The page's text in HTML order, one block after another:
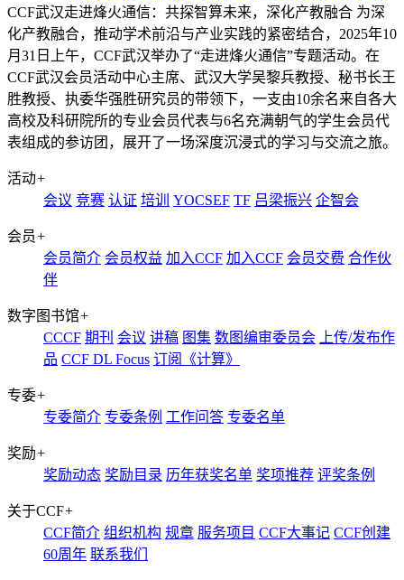
CCF武汉走进烽火通信：共探智算未来，深化产教融合 为深
化产教融合，推动学术前沿与产业实践的紧密结合，2025年10
月31日上午，CCF武汉举办了“走进烽火通信”专题活动。在
CCF武汉会员活动中心主席、武汉大学吴黎兵教授、秘书长王
胜教授、执委华强胜研究员的带领下，一支由10余名来自各大
高校及科研院所的专业会员代表与6名充满朝气的学生会员代
表组成的参访团，展开了一场深度沉浸式的学习与交流之旅。
活动+
会议 竞赛 认证 培训 YOCSEF TF 吕梁振兴 企智会
会员+
会员简介 会员权益 加入CCF 加入CCF 会员交费 合作伙
伴
数字图书馆+
CCCF 期刊 会议 讲稿 图集 数图编审委员会
上传/发布作
品 CCF DL Focus 订阅《计算》
专委+
专委简介 专委条例 工作问答 专委名单
奖励+
奖励动态 奖励目录 历年获奖名单 奖项推荐 评奖条例
关于CCF+
CCF简介 组织机构 规章 服务项目 CCF大事记 CCF创建
60周年 联系我们